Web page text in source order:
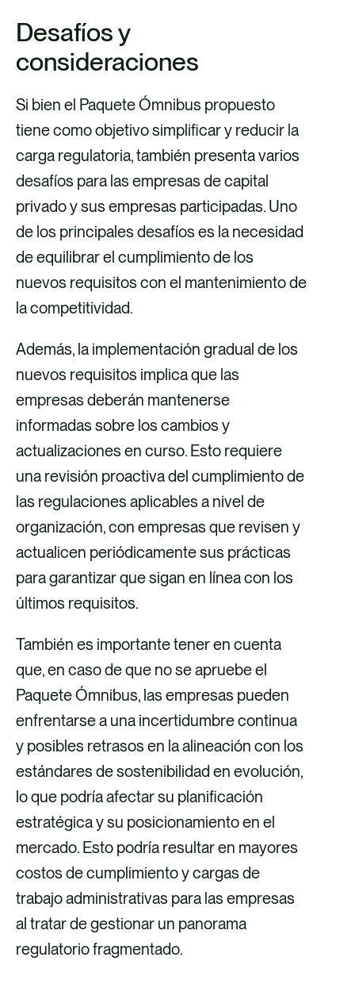
Desafíos y
consideraciones
Si bien el Paquete Ómnibus propuesto
tiene como objetivo simplificar y reducir la
carga regulatoria, también presenta varios
desafíos para las empresas de capital
privado y sus empresas participadas. Uno
de los principales desafíos es la necesidad
de equilibrar el cumplimiento de los
nuevos requisitos con el mantenimiento de
la competitividad.
Además, la implementación gradual de los
nuevos requisitos implica que las
empresas deberán mantenerse
informadas sobre los cambios y
actualizaciones en curso. Esto requiere
una revisión proactiva del cumplimiento de
las regulaciones aplicables a nivel de
organización, con empresas que revisen y
actualicen periódicamente sus prácticas
para garantizar que sigan en línea con los
últimos requisitos.
También es importante tener en cuenta
que, en caso de que no se apruebe el
Paquete Ómnibus, las empresas pueden
enfrentarse a una incertidumbre continua
y posibles retrasos en la alineación con los
estándares de sostenibilidad en evolución,
lo que podría afectar su planificación
estratégica y su posicionamiento en el
mercado. Esto podría resultar en mayores
costos de cumplimiento y cargas de
trabajo administrativas para las empresas
al tratar de gestionar un panorama
regulatorio fragmentado.